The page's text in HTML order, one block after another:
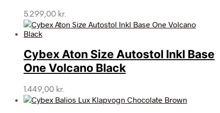
5.299,00 kr.
Cybex Aton Size Autostol Inkl Base
One Volcano Black
1.449,00 kr.